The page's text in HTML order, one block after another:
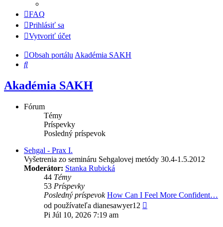
FAQ
Prihlásiť sa
Vytvoriť účet
Obsah portáluAkadémia SAKH
Hľadať
Akadémia SAKH
Fórum
Témy
Príspevky
Posledný príspevok
Sehgal - Prax I.
Vyšetrenia zo semináru Sehgalovej metódy 30.4-1.5.2012
Moderátor: Stanka Rubická
44 Témy
53 Príspevky
Posledný príspevok How Can I Feel More Confident…
od používateľa dianesawyer12
Pi Júl 10, 2026 7:19 am